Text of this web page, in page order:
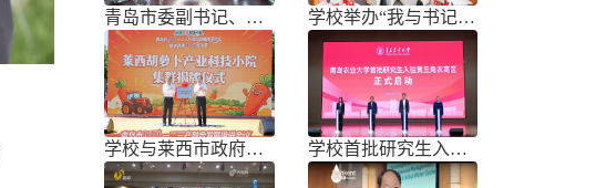
青岛市委副书记、市长任刚来校调研 学校举办“我与书记共话成长”师生面
学校与莱西市政府联合举办青岛市胡萝 学校首批研究生入驻黄三角农高区